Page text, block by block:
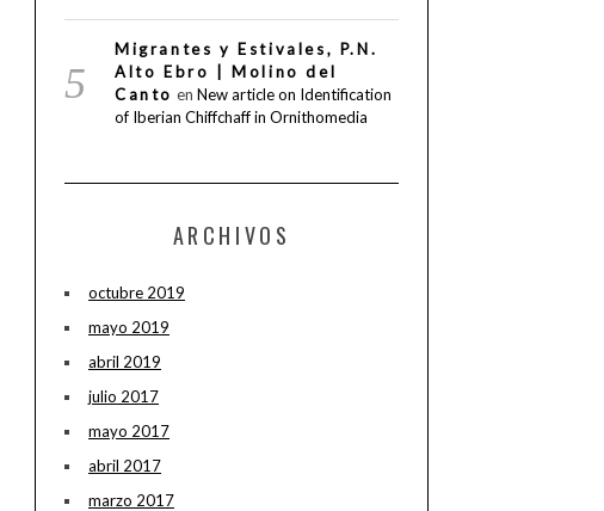
Migrantes y Estivales, P.N.
Alto Ebro | Molino del
Canto en New article on Identification
of Iberian Chiffchaff in Ornithomedia
ARCHIVOS
octubre 2019
mayo 2019
abril 2019
julio 2017
mayo 2017
abril 2017
marzo 2017